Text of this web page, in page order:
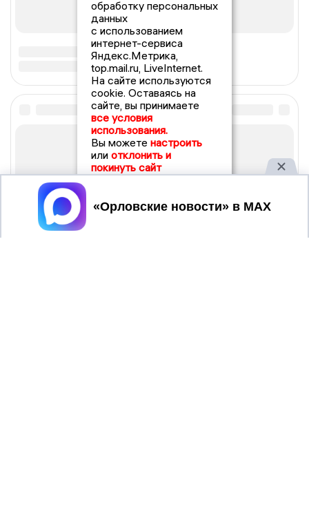
обработку персональных
данных
с использованием
интернет-сервиса
Яндекс.Метрика,
top.mail.ru, LiveInternet.
На сайте используются
cookie. Оставаясь на
сайте, вы принимаете
все условия
использования.
Вы можете настроить
или отклонить и
покинуть сайт
Принять